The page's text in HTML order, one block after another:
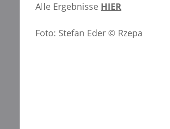
Alle Ergebnisse HIER
Foto: Stefan Eder © Rzepa